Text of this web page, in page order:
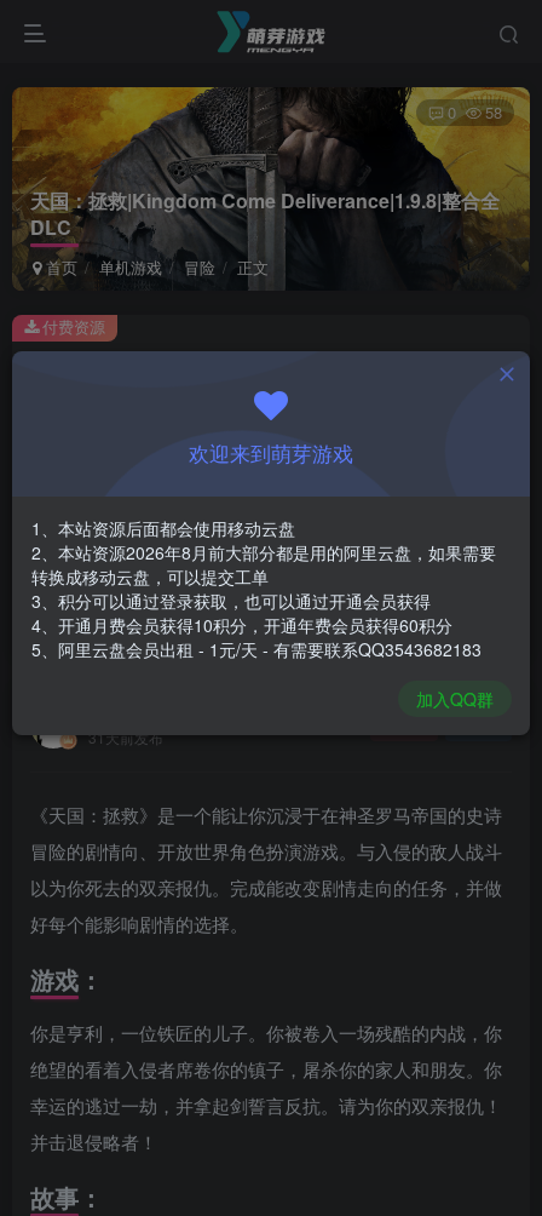
天国：拯救|Kingdom Come Deliverance|1.9.8|整合全
DLC
首页 单机游戏 冒险 正文
0 58
此内容为付费资源，请付费后查看
￥1
免费
登录购买
安装包大小
游戏本体大小
85.8 GB
付费资源
31天前发布
《天国：拯救》是一个能让你沉浸于在神圣罗马帝国的史诗
冒险的剧情向、开放世界角色扮演游戏。与入侵的敌人战斗
以为你死去的双亲报仇。完成能改变剧情走向的任务，并做
好每个能影响剧情的选择。
游戏：
你是亨利，一位铁匠的儿子。你被卷入一场残酷的内战，你
绝望的看着入侵者席卷你的镇子，屠杀你的家人和朋友。你
幸运的逃过一劫，并拿起剑誓言反抗。请为你的双亲报仇！
并击退侵略者！
故事：
欢迎来到萌芽游戏
1、本站资源后面都会使用移动云盘
2、本站资源2026年8月前大部分都是用的阿里云盘，如果需要
转换成移动云盘，可以提交工单
3、积分可以通过登录获取，也可以通过开通会员获得
4、开通月费会员获得10积分，开通年费会员获得60积分
5、阿里云盘会员出租 - 1元/天 - 有需要联系QQ3543682183
加入QQ群